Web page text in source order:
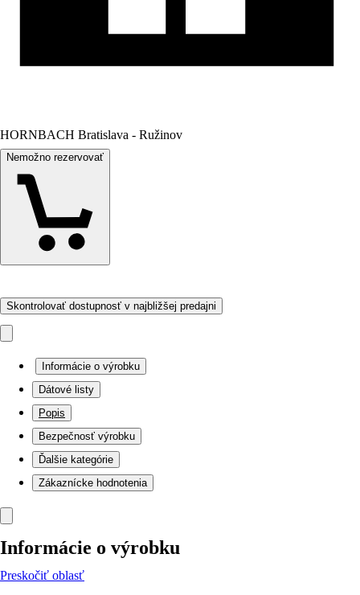
HORNBACH Bratislava - Ružinov
Nemožno rezervovať
Skontrolovať dostupnosť v najbližšej predajni
Informácie o výrobku
Dátové listy
Popis
Bezpečnosť výrobku
Ďalšie kategórie
Zákaznícke hodnotenia
Informácie o výrobku
Preskočiť oblasť